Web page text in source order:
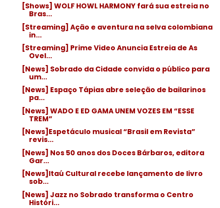
[Shows] WOLF HOWL HARMONY fará sua estreia no
Bras...
[Streaming] Ação e aventura na selva colombiana
in...
[Streaming] Prime Video Anuncia Estreia de As
Ovel...
[News] Sobrado da Cidade convida o público para
um...
[News] Espaço Tápias abre seleção de bailarinos
pa...
[News] WADO E ED GAMA UNEM VOZES EM “ESSE
TREM”
[News]Espetáculo musical “Brasil em Revista”
revis...
[News] Nos 50 anos dos Doces Bárbaros, editora
Gar...
[News]Itaú Cultural recebe lançamento de livro
sob...
[News] Jazz no Sobrado transforma o Centro
Históri...